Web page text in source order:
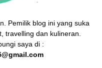
Pemilik blog ini yang suka
travelling dan kulineran.
saya di :